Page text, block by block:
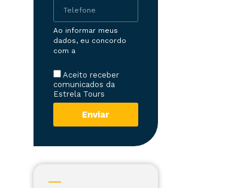
Ao informar meus
dados, eu concordo
com a
Aceito receber
comunicados da
Estrela Tours
Enviar